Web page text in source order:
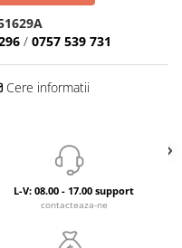
/ 0757 539 731
Cere informatii
L-V: 08.00 - 17.00 support
contacteaza-ne